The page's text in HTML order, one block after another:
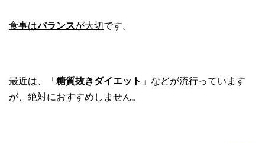
食事はバランスが大切です。
最近は、「 糖質抜きダイエット 」などが流行っています
が、絶対におすすめしません。